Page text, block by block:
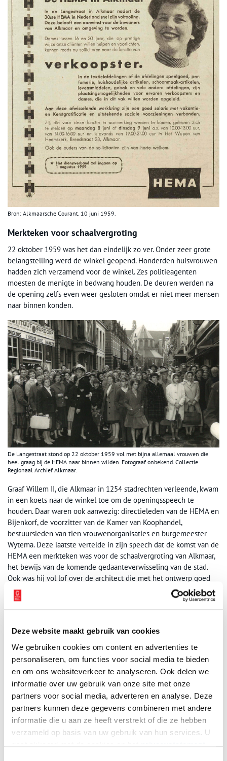
Deze website maakt gebruik van cookies
We gebruiken cookies om content en advertenties te
personaliseren, om functies voor social media te bieden
en om ons websiteverkeer te analyseren. Ook delen we
informatie over uw gebruik van onze site met onze
partners voor social media, adverteren en analyse. Deze
partners kunnen deze gegevens combineren met andere
informatie die u aan ze heeft verstrekt of die ze hebben
verzameld op basis van uw gebruik van hun services. U
Bron: Alkmaarsche Courant. 10 juni 1959.
Merkteken voor schaalvergroting
22 oktober 1959 was het dan eindelijk zo ver. Onder zeer grote
belangstelling werd de winkel geopend. Honderden huisvrouwen
hadden zich verzamend voor de winkel. Zes politieagenten
moesten de menigte in bedwang houden. De deuren werden na
de opening zelfs even weer gesloten omdat er niet meer mensen
naar binnen konden.
De Langestraat stond op 22 oktober 1959 vol met bijna allemaal vrouwen die
heel graag bij de HEMA naar binnen wilden. Fotograaf onbekend. Collectie
Regionaal Archief Alkmaar.
Graaf Willem II, die Alkmaar in 1254 stadrechten verleende, kwam
in een koets naar de winkel toe om de openingsspeech te
houden. Daar waren ook aanwezig: directieleden van de HEMA en
Bijenkorf, de voorzitter van de Kamer van Koophandel,
bestuursleden van tien vrouwenorganisaties en burgemeester
Wytema. Deze laatste vertelde in zijn speech dat de komst van de
HEMA een merkteken was voor de schaalvergroting van Alkmaar,
het bewijs van de komende gedaanteverwisseling van de stad.
Ook was hij vol lof over de architect die met het ontwerp goed
rekening had gehouden met het karakter van de stad. De heer
Buchwaldt, één van de directeuren van de HEMA, noemde het
nieuwe warenhuis zelfs een ‘droomfiliaal’. De Alkmaarsche